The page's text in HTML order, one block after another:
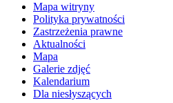
Mapa witryny
Polityka prywatności
Zastrzeżenia prawne
Aktualności
Mapa
Galerie zdjęć
Kalendarium
Dla niesłyszących